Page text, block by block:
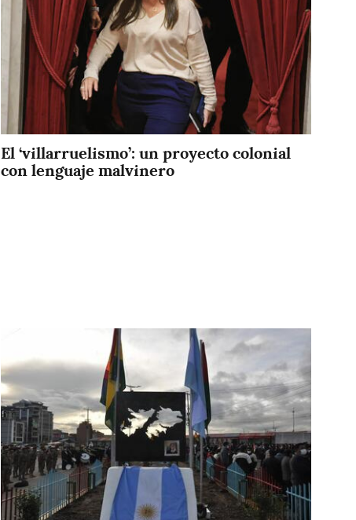
El ‘villarruelismo’: un proyecto colonial
con lenguaje malvinero